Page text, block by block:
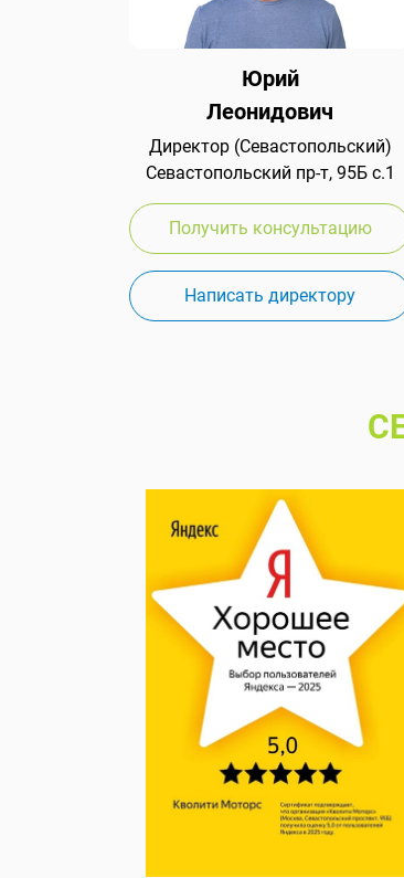
Юрий
Леонидович
Директор (Севастопольский)
Севастопольский пр-т, 95Б с.1
Получить консультацию
Написать директору